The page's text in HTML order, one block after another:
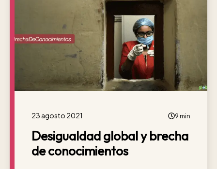
23 agosto 2021 9 min
Desigualdad global y brecha
de conocimientos